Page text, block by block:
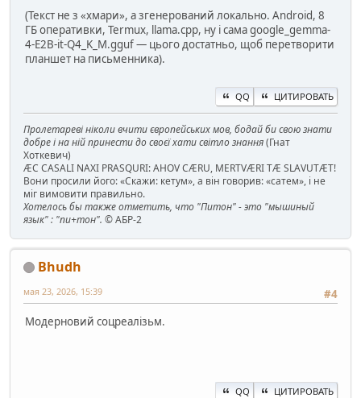
(Текст не з «хмари», а згенерований локально. Android, 8
ГБ оперативки, Termux, llama.cpp, ну і сама google_gemma-
4-E2B-it-Q4_K_M.gguf — цього достатньо, щоб перетворити
планшет на письменника).
QQ ЦИТИРОВАТЬ
Пролетареві ніколи вчити європейських мов, бодай би свою знати
добре і на ній принести до своєї хати світло знання(Гнат
Хоткевич)
ÆC CASALI NAXI PRASQURI: AHOV CÆRU, MERTVÆRI TÆ SLAVUTÆT!
Вони просили його: «Скажи: кетум», а він говорив: «сатем», і не
міг вимовити правильно.
Хотелось бы также отметить, что "Питон" - это "мышиный
язык" : "пи+тон". © АБР-2
Bhudh
#4
мая 23, 2026, 15:39
Модерновий соцреалізьм.
QQ ЦИТИРОВАТЬ